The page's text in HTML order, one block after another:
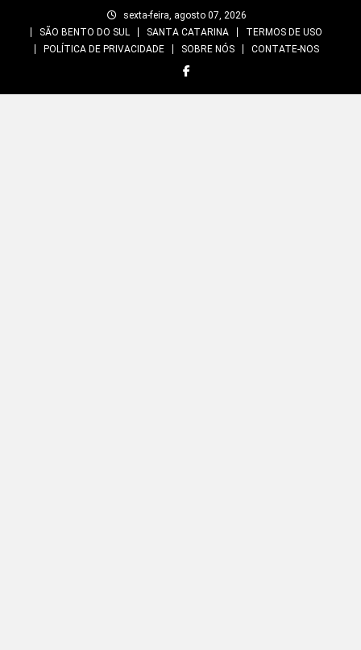
sexta-feira, agosto 07, 2026
SÃO BENTO DO SUL
SANTA CATARINA
TERMOS DE USO
POLÍTICA DE PRIVACIDADE
SOBRE NÓS CONTATE-NOS